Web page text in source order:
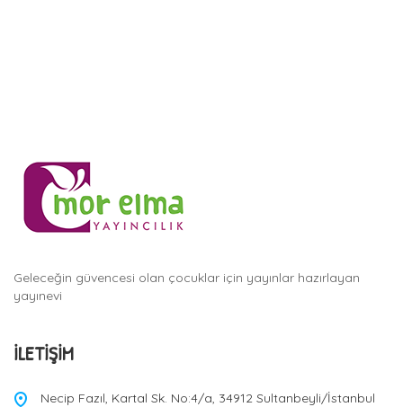
Geleceğin güvencesi olan çocuklar için yayınlar hazırlayan
yayınevi
İLETIŞIM
Necip Fazıl, Kartal Sk. No:4/a, 34912 Sultanbeyli/İstanbul